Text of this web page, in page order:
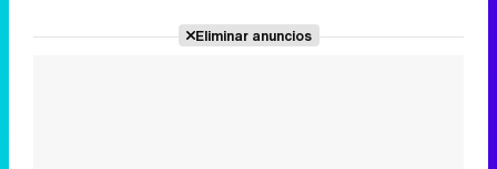
Eliminar anuncios